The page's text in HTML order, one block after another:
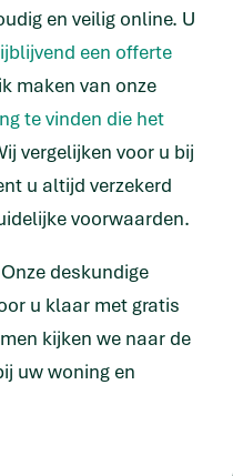
en veilig online. U
een offerte
maken van onze
te vinden die het
vergelijken voor u bij
u altijd verzekerd
voorwaarden.
Onze deskundige
u klaar met gratis
kijken we naar de
uw woning en